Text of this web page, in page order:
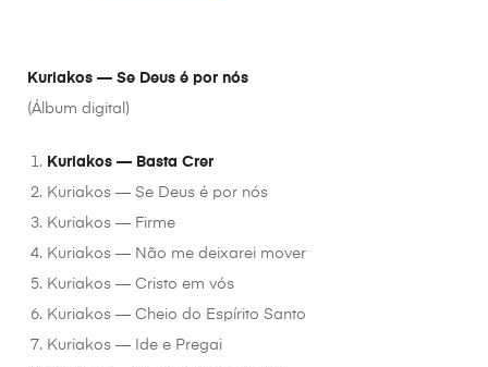
Kuriakos — Se Deus é por nós
(Álbum digital)
Kuriakos — Basta Crer
Kuriakos — Se Deus é por nós
Kuriakos — Firme
Kuriakos — Não me deixarei mover
Kuriakos — Cristo em vós
Kuriakos — Cheio do Espírito Santo
Kuriakos — Ide e Pregai